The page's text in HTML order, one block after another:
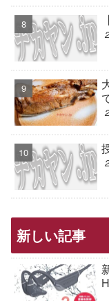
新しい記事